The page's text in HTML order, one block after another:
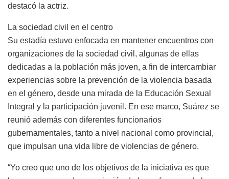
destacó la actriz.
La sociedad civil en el centro
Su estadía estuvo enfocada en mantener encuentros con
organizaciones de la sociedad civil, algunas de ellas
dedicadas a la población más joven, a fin de intercambiar
experiencias sobre la prevención de la violencia basada
en el género, desde una mirada de la Educación Sexual
Integral y la participación juvenil. En ese marco, Suárez se
reunió además con diferentes funcionarios
gubernamentales, tanto a nivel nacional como provincial,
que impulsan una vida libre de violencias de género.
“Yo creo que uno de los objetivos de la iniciativa es que